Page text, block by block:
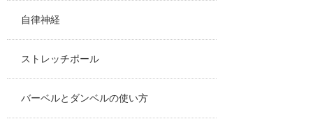
自律神経
ストレッチポール
バーベルとダンベルの使い方